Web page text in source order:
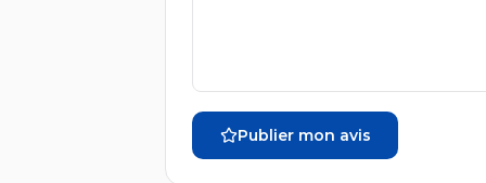
Publier mon avis